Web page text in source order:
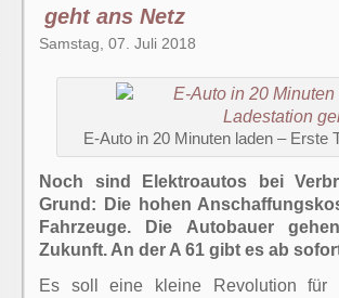
geht ans Netz
Samstag, 07. Juli 2018
E-Auto in 20 Minuten laden – Erste
Noch sind Elektroautos bei
Grund: Die hohen
Fahrzeuge. Die Autobauer
Zukunft. An der A 61 gibt es ab
Es soll eine kleine Revolution für